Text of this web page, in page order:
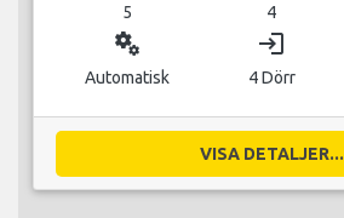
5 4
miscellaneous_services
Automatisk
login
4 Dörr
VISA DETALJER...